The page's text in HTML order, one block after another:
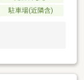
駐車場(近隣含)